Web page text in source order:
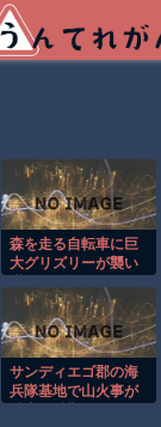
森を走る自転車に巨
大グリズリーが襲い
映像！！
サンディエゴ郡の海
兵隊基地で山火事が